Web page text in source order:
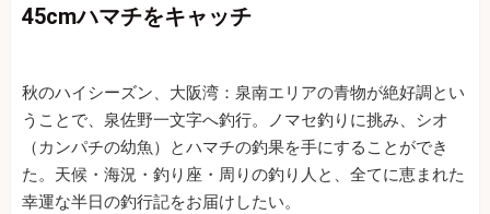
45cmハマチをキャッチ
秋のハイシーズン、大阪湾：泉南エリアの青物が絶好調とい
うことで、泉佐野一文字へ釣行。ノマセ釣りに挑み、シオ
（カンパチの幼魚）とハマチの釣果を手にすることができ
た。天候・海況・釣り座・周りの釣り人と、全てに恵まれた
幸運な半日の釣行記をお届けしたい。